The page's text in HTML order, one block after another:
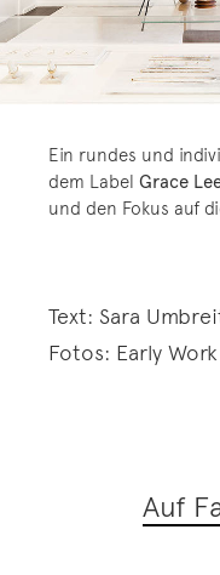
Ein rundes und
dem Label Grace
und den Fokus auf
Text: Sara
Fotos: Early
Auf